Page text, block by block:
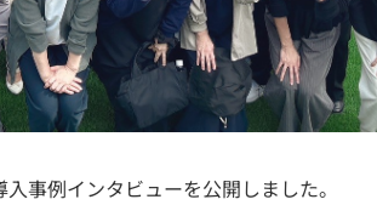
事例インタビューを公開しました。